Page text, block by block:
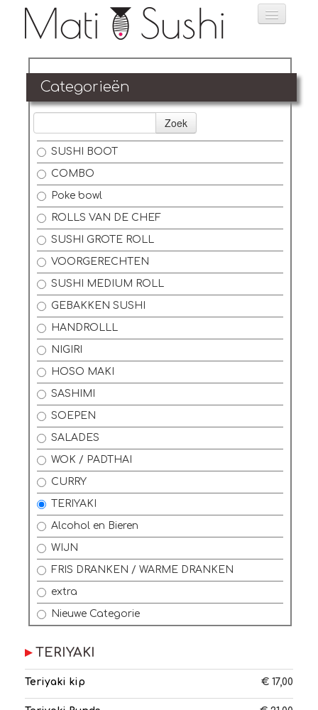
Bestellen
Reservatie
Foto's
Login
Contact
Categorieën
Zoek
SUSHI BOOT
COMBO
Poke bowl
ROLLS VAN DE CHEF
SUSHI GROTE ROLL
VOORGERECHTEN
SUSHI MEDIUM ROLL
GEBAKKEN SUSHI
HANDROLLL
NIGIRI
HOSO MAKI
SASHIMI
SOEPEN
SALADES
WOK / PADTHAI
CURRY
TERIYAKI
Alcohol en Bieren
WIJN
FRIS DRANKEN / WARME DRANKEN
extra
Nieuwe Categorie
TERIYAKI
Teriyaki kip € 17,00